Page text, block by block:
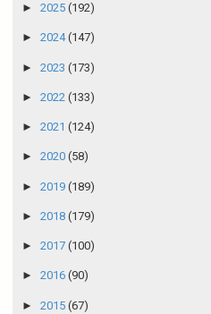
► 2025 (192)
► 2024(147)
► 2023 (173)
► 2022 (133)
► 2021 (124)
► 2020 (58)
► 2019 (189)
► 2018 (179)
► 2017 (100)
► 2016 (90)
► 2015 (67)